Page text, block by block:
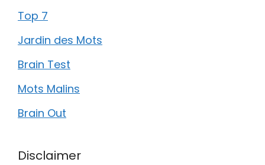
Top 7
Jardin des Mots
Brain Test
Mots Malins
Brain Out
Disclaimer